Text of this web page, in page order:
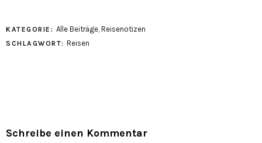
KATEGORIE: Alle Beiträge, Reisenotizen
SCHLAGWORT: Reisen
Schreibe einen Kommentar